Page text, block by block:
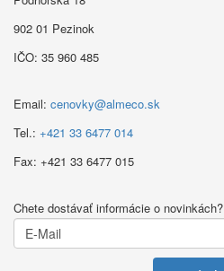
902 01 Pezinok
IČO: 35 960 485
Email: cenovky@almeco.sk
Tel.: +421 33 6477 014
Fax: +421 33 6477 015
Chete dostávať informácie o novinkách?